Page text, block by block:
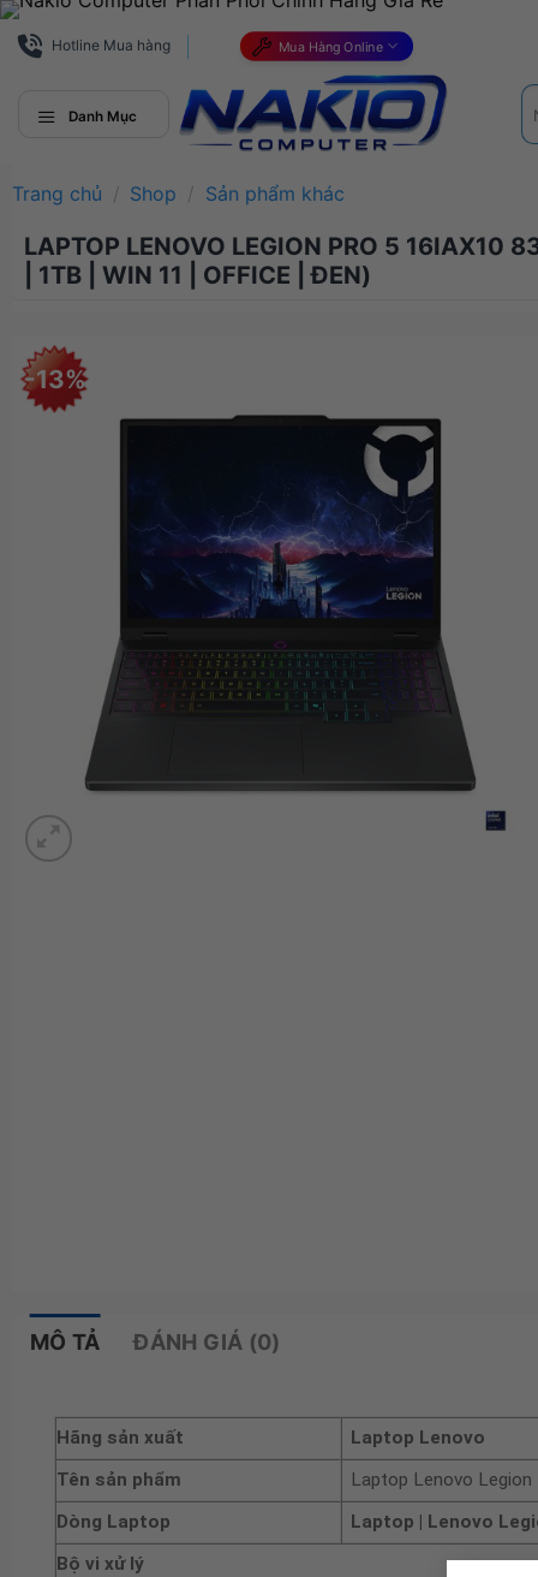
Bỏ
qua
Hotline Mua hàng Mua Hàng Online
Danh Mục
Tìm
Trang chủ / Shop / Sản phẩm khác
LAPTOP LENOVO LEGION PRO 5 16IAX10
| 1TB | WIN 11 | OFFICE | ĐEN)
-13%
MÔ TẢ ĐÁNH GIÁ (0)
Hãng sản xuất
Laptop Lenovo
Tên sản phẩm
Laptop Lenovo
Dòng Laptop
Laptop | Lenovo
Bộ vi xử lý